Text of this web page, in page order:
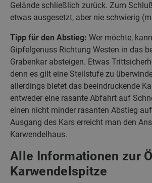
Gelände schließlich zurück. Zum
etwas ausgesetzt, aber nie schwierig
Tipp für den Abstieg: Wer möchte,
Gipfelgenuss Richtung Westen in das
Grabenkar absteigen. Etwas
denn es gilt eine Steilstufe zu
allerdings bietet das beeindruckende
entweder eine rasante Abfahrt auf
einen nicht minder rasanten Abstieg
Ausgang des Kars erreicht man den
Karwendelhaus.
Alle Informationen zur
Karwendelspitze